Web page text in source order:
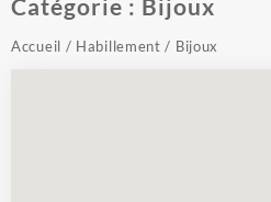
Catégorie : Bijoux
Accueil / Habillement / Bijoux